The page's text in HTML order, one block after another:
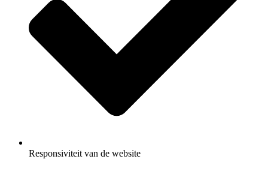
Responsiviteit van de website